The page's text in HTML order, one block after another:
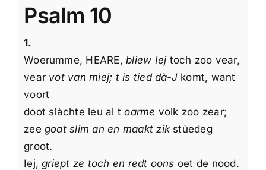
Psalmen
Media
Over mij
Overige Informatie
Psalm 10
1.
Woerumme, HEARE,bliew Iejtoch zoo vear,
vear vot van miej; t is tied dà-Jkomt, want
voort
doot slàchte leu al toarme volk zoo zear;
zeegoat slim an en maakt zikstùedeg
groot.
Iej,griept ze toch en redt oons oet de nood.